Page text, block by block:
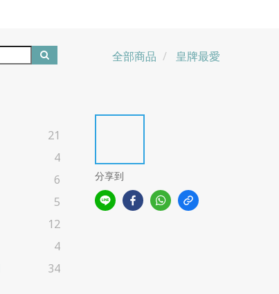
21
4
6
5
12
4
34
全部商品 皇牌最愛
分享到